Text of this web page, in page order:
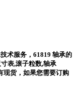
术服务，61819 轴承的
表,滚子粒数,轴承
现货，如果您需要订购